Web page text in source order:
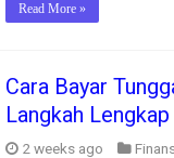
Read More »
Cara Bayar
Langkah Lengkap
2 weeks ago